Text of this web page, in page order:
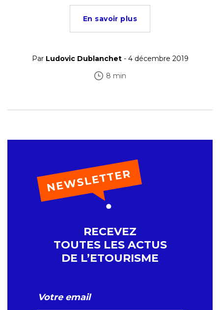
En savoir plus
Par Ludovic Dublanchet- 4 décembre 2019
8 min
RECEVEZ
TOUTES LES ACTUS
DE L’ETOURISME